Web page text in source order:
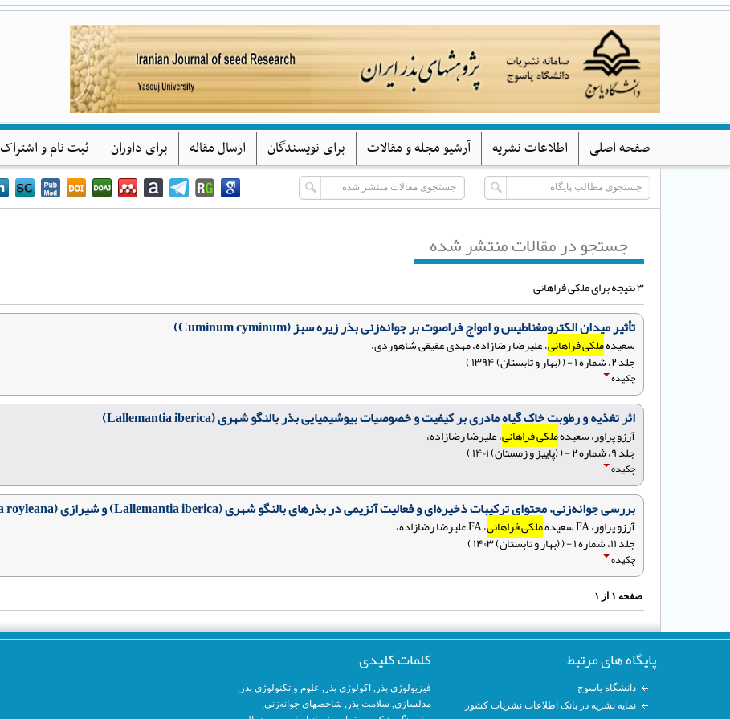
پژوهشهای بذر ایران
دانشگاه یاسوج
صفحه اصلی اطلاعات نشریه آرشیو مجله و مقالات برای نویسندگان ارسال مقاله برای داوران ثبت نام و اشتراک
جستجو در مقالات منتشر شده
۳ نتیجه برای ملکی فراهانی
تأثیر میدان الکترومغناطیس و امواج فراصوت بر جوانه‌زنی بذر زیره سبز (Cuminum cyminum)
سعیدهملکی فراهانی، علیرضا رضازاده، مهدی عقیقی شاهوردی،
جلد ۲، شماره ۱ - ( (بهار و تابستان) ۱۳۹۴ )
چکیده
اثر تغذیه و رطوبت خاک گیاه مادری بر کیفیت و خصوصیات بیوشیمیایی بذر بالنگو شهری (Lallemantia iberica)
آرزو پراور، سعیدهملکی فراهانی، علیرضا رضازاده،
جلد ۹، شماره ۲ - ( (پاییز و زمستان) ۱۴۰۱ )
چکیده
بررسی جوانه‌زنی، محتوای ترکیبات ذخیره‌ای و فعالیت آنزیمی در بذرهای بالنگو شهری (Lallemantia iberica) و شیرازی (Lallemantia royleana) در شرایط پیری طبیعی و مصنوعی
آرزو پراور، FA سعیده ملکی فراهانی، FA علیرضا رضازاده،
جلد ۱۱، شماره ۱ - ( (بهار و تابستان) ۱۴۰۳ )
چکیده
صفحه ۱ از ۱
پایگاه های مرتبط
دانشگاه یاسوج
نمایه نشریه در بانک اطلاعات نشریات کشور
کلمات کلیدی
فیزیولوژی بذر , اکولوژی بذر , علوم و تکنولوژی بذر ,
مدلسازی, سلامت بذر, شاخصهای جوانه‌زنی,